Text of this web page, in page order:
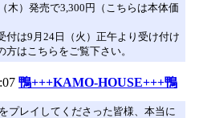
木）発売で3,300円（こちらは本体価
付は9月24日（火）正午より受け付け
方はこちらをご覧下さい。
鴨+++KAMO-HOUSE+++鴨
プレイしてくださった皆様、本当に